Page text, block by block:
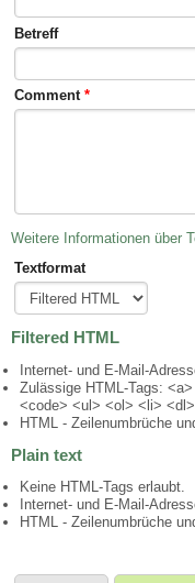
Betreff
Comment *
Weitere Informationen über
Textformat
Filtered HTML
Internet- und E-Mail-
Zulässige HTML-Tags:
<code> <ul> <ol> <li>
HTML - Zeilenumbrüche
Plain text
Keine HTML-Tags erlaubt.
Internet- und E-Mail-
HTML - Zeilenumbrüche